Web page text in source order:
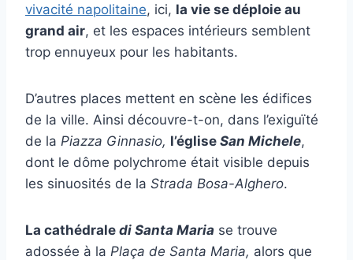
vivacité napolitaine, ici, la vie se déploie au
grand air, et les espaces intérieurs semblent
trop ennuyeux pour les habitants.
D’autres places mettent en scène les édifices
de la ville. Ainsi découvre-t-on, dans l’exiguïté
de la Piazza Ginnasio, l’église San Michele,
dont le dôme polychrome était visible depuis
les sinuosités de la Strada Bosa-Alghero.
La cathédrale di Santa Maria se trouve
adossée à la Plaça de Santa Maria, alors que